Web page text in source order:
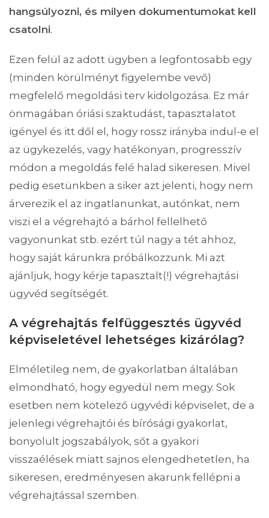
hangsúlyozni, és milyen dokumentumokat kell
csatolni.
Ezen felül az adott ügyben a legfontosabb egy
(minden körülményt figyelembe vevő)
megfelelő megoldási terv kidolgozása. Ez már
önmagában óriási szaktudást, tapasztalatot
igényel és itt dől el, hogy rossz irányba indul-e el
az ügykezelés, vagy hatékonyan, progresszív
módon a megoldás felé halad sikeresen. Mivel
pedig esetünkben a siker azt jelenti, hogy nem
árverezik el az ingatlanunkat, autónkat, nem
viszi el a végrehajtó a bárhol fellelhető
vagyonunkat stb. ezért túl nagy a tét ahhoz,
hogy saját kárunkra próbálkozzunk. Mi azt
ajánljuk, hogy kérje tapasztalt(!) végrehajtási
ügyvéd segítségét.
A végrehajtás felfüggesztés ügyvéd
képviseletével lehetséges kizárólag?
Elméletileg nem, de gyakorlatban általában
elmondható, hogy egyedül nem megy. Sok
esetben nem kötelező ügyvédi képviselet, de a
jelenlegi végrehajtói és bírósági gyakorlat,
bonyolult jogszabályok, sőt a gyakori
visszaélések miatt sajnos elengedhetetlen, ha
sikeresen, eredményesen akarunk fellépni a
végrehajtással szemben.